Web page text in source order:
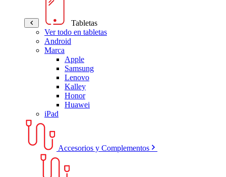
Tabletas
Ver todo en tabletas
Android
Marca
Apple
Samsung
Lenovo
Kalley
Honor
Huawei
iPad
Accesorios y Complementos